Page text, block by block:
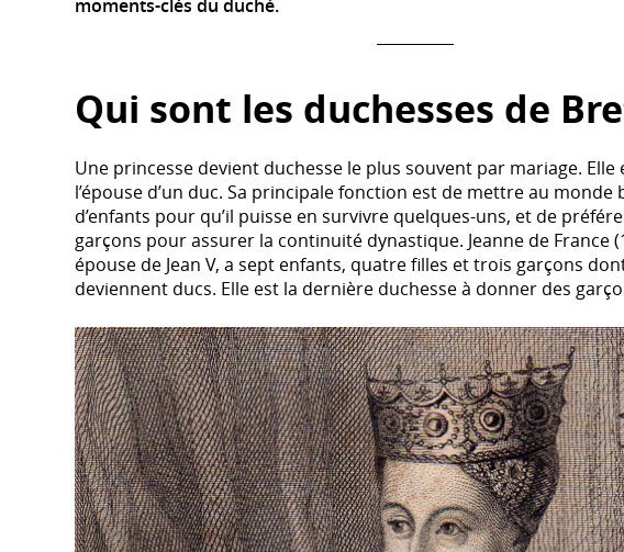
moments-clés du duché.
Qui sont les duchesses de
Une princesse devient duchesse le plus souvent par mariage. Elle
l’épouse d’un duc. Sa principale fonction est de mettre au monde
d’enfants pour qu’il puisse en survivre quelques-uns, et de
garçons pour assurer la continuité dynastique. Jeanne de France
épouse de Jean V, a sept enfants, quatre filles et trois garçons
deviennent ducs. Elle est la dernière duchesse à donner des